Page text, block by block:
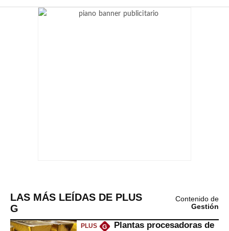
LAS MÁS LEÍDAS DE PLUS
G
Contenido de
Gestión
PLUS G
Plantas procesadoras de